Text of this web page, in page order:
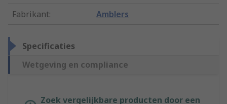
Fabrikant: Amblers
Specificaties
Wetgeving en compliance
Zoek vergelijkbare producten door een